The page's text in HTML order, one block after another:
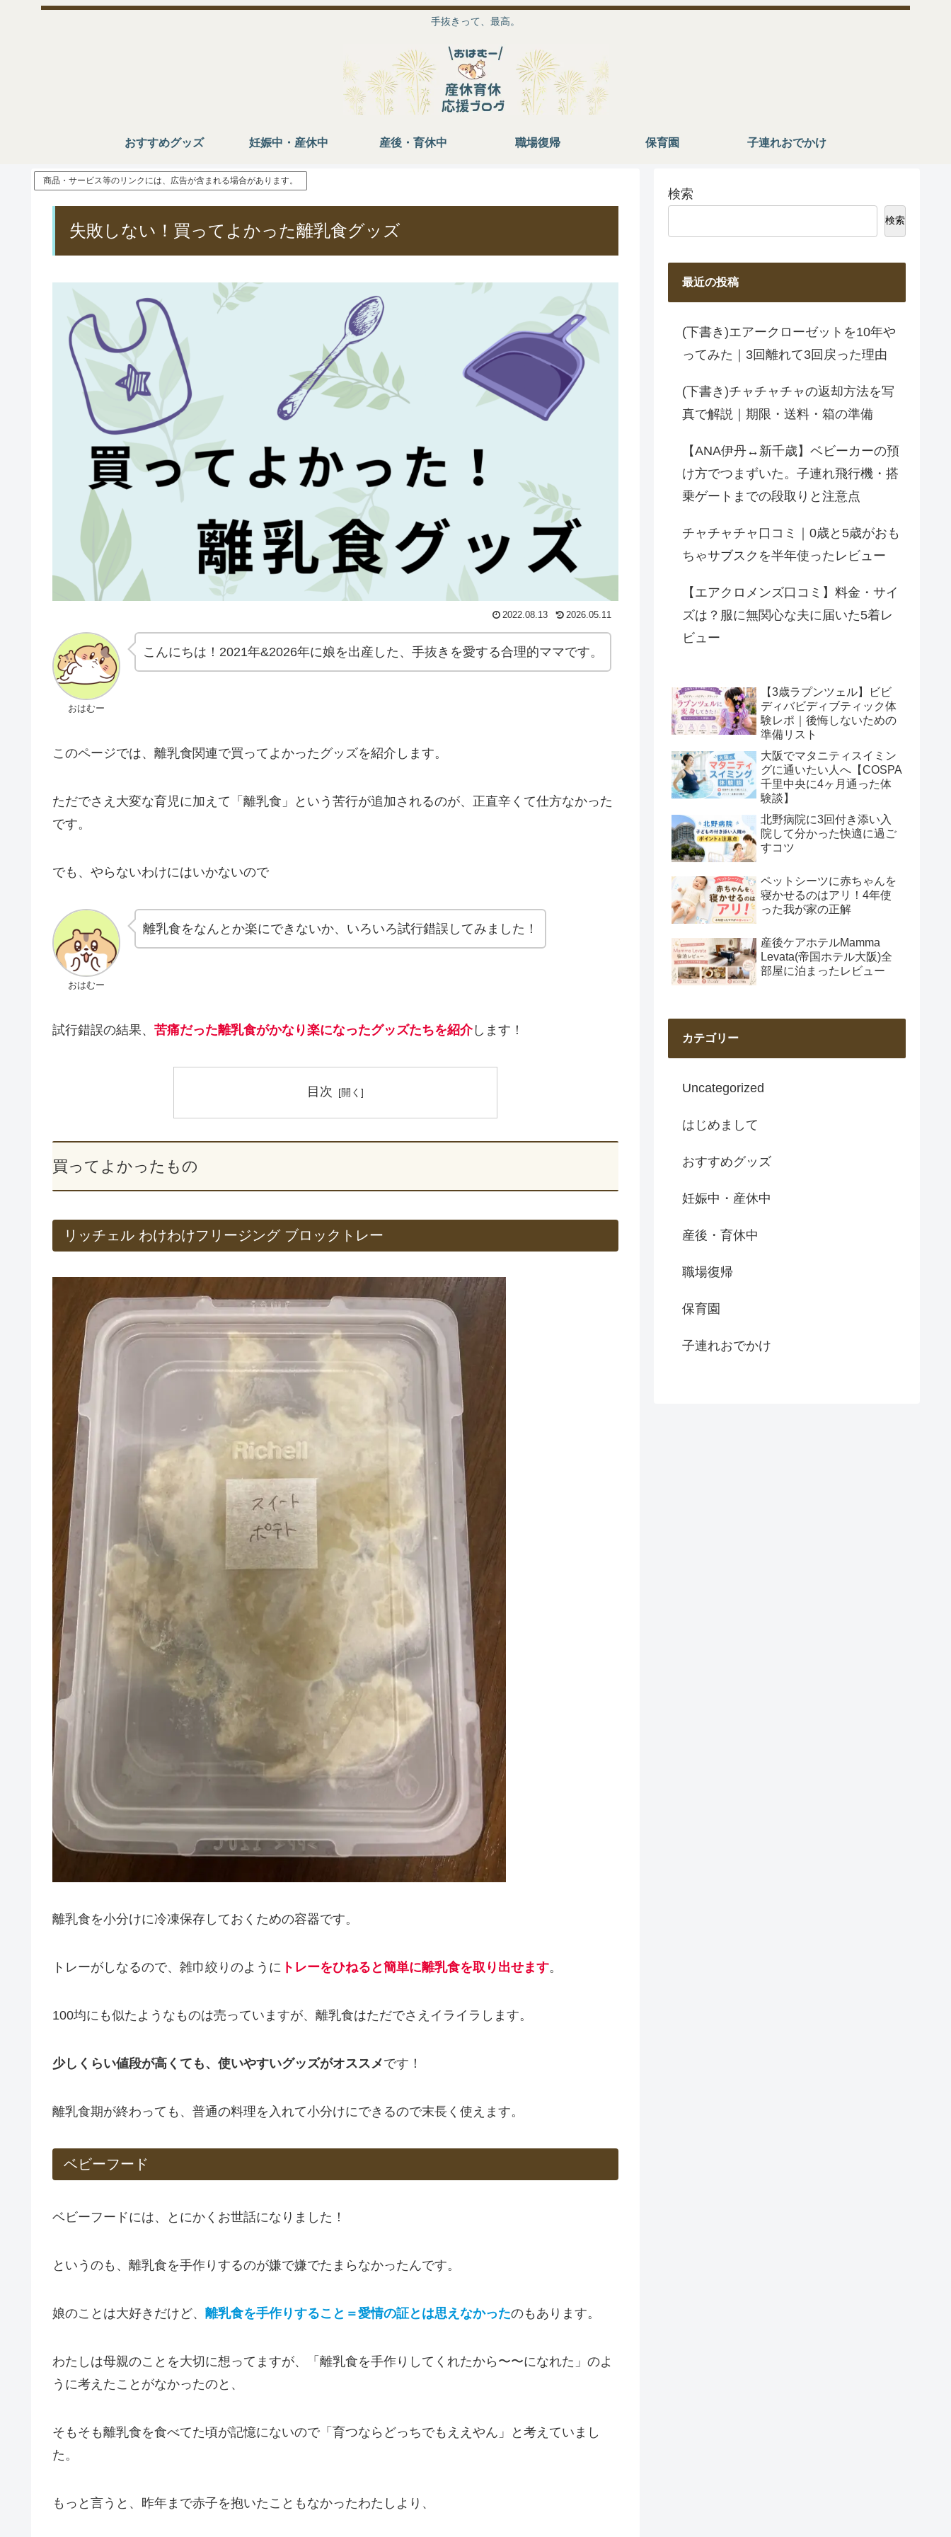
手抜きって、最高。
おすすめグッズ 妊娠中・産休中 産後・育休中 職場復帰 保育園 子連れおでかけ
商品・サービス等のリンクには、広告が含まれる場合があります。
失敗しない！買ってよかった離乳食グッズ
2022.08.13 2026.05.11
おはむー
こんにちは！2021年&2026年に娘を出産した、手抜きを愛する合理的ママです。
このページでは、離乳食関連で買ってよかったグッズを紹介します。
ただでさえ大変な育児に加えて「離乳食」という苦行が追加されるのが、正直辛くて仕方なかった
です。
でも、やらないわけにはいかないので
おはむー
離乳食をなんとか楽にできないか、いろいろ試行錯誤してみました！
試行錯誤の結果、 苦痛だった離乳食がかなり楽になったグッズたちを紹介します！
目次
買ってよかったもの
リッチェル わけわけフリージング ブロックトレー
離乳食を小分けに冷凍保存しておくための容器です。
トレーがしなるので、雑巾絞りのように トレーをひねると簡単に離乳食を取り出せます。
100均にも似たようなものは売っていますが、離乳食はただでさえイライラします。
少しくらい値段が高くても、使いやすいグッズがオススメです！
離乳食期が終わっても、普通の料理を入れて小分けにできるので末長く使えます。
ベビーフード
ベビーフードには、とにかくお世話になりました！
というのも、離乳食を手作りするのが嫌で嫌でたまらなかったんです。
娘のことは大好きだけど、 離乳食を手作りすること＝愛情の証とは思えなかったのもあります。
わたしは母親のことを大切に想ってますが、「離乳食を手作りしてくれたから〜〜になれた」のよ
うに考えたことがなかったのと、
そもそも離乳食を食べてた頃が記憶にないので「育つならどっちでもええやん」と考えていまし
た。
もっと言うと、昨年まで赤子を抱いたこともなかったわたしより、
検索
検索
最近の投稿
(下書き)エアークローゼットを10年や
ってみた｜3回離れて3回戻った理由
(下書き)チャチャチャの返却方法を写
真で解説｜期限・送料・箱の準備
【ANA伊丹↔︎新千歳】ベビーカーの預
け方でつまずいた。子連れ飛行機・搭
乗ゲートまでの段取りと注意点
チャチャチャ口コミ｜0歳と5歳がおも
ちゃサブスクを半年使ったレビュー
【エアクロメンズ口コミ】料金・サイ
ズは？服に無関心な夫に届いた5着レ
ビュー
【3歳ラプンツェル】ビビ
ディバビディブティック体
験レポ｜後悔しないための
準備リスト
大阪でマタニティスイミン
グに通いたい人へ【COSPA
千里中央に4ヶ月通った体
験談】
北野病院に3回付き添い入
院して分かった快適に過ご
すコツ
ペットシーツに赤ちゃんを
寝かせるのはアリ！4年使
った我が家の正解
産後ケアホテルMamma
Levata(帝国ホテル大阪)全
部屋に泊まったレビュー
カテゴリー
Uncategorized
はじめまして
おすすめグッズ
妊娠中・産休中
産後・育休中
職場復帰
保育園
子連れおでかけ